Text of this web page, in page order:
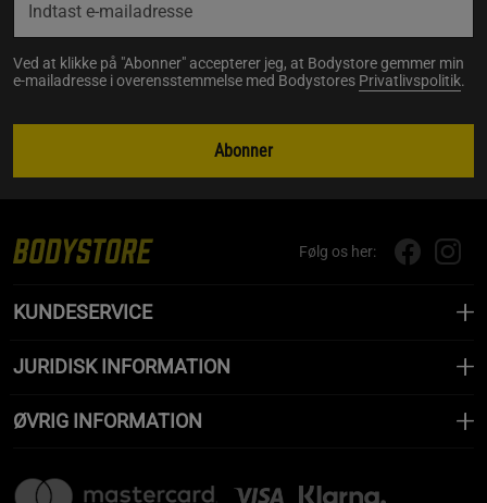
Ved at klikke på "Abonner" accepterer jeg, at Bodystore gemmer min
e-mailadresse i overensstemmelse med Bodystores Privatlivspolitik.
Abonner
Følg os her:
KUNDESERVICE
JURIDISK INFORMATION
ØVRIG INFORMATION